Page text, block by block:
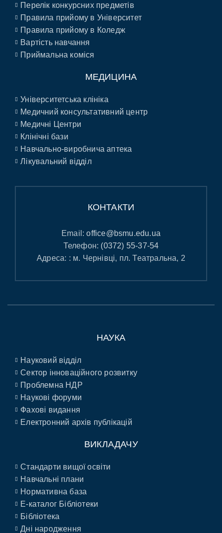
Перелік конкурсних предметів
Правила прийому в Університет
Правила прийому в Коледж
Вартість навчання
Приймальна коміся
МЕДИЦИНА
Університетська клініка
Медичний консультативний центр
Медичні Центри
Клінічні бази
Навчально-виробнича аптека
Лікувальний відділ
КОНТАКТИ
Email:office@bsmu.edu.ua
Телефон: (0372) 55-37-54
Адреса: : м. Чернівці, пл. Театральна, 2
НАУКА
Науковий відділ
Сектор інноваційного розвитку
Проблемна НДР
Наукові форуми
Фахові видання
Електронний архів публікацій
ВИКЛАДАЧУ
Стандарти вищої освіти
Навчальні плани
Нормативна база
E-каталог Бібліотеки
Бібліотека
Дні народження